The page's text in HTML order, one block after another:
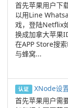
首先苹果用户下
以用Line
戏，登陆Netflix
换成加拿大苹果
在APP Store搜
与蜂窝...
认证 XNode设
首先苹果用户需